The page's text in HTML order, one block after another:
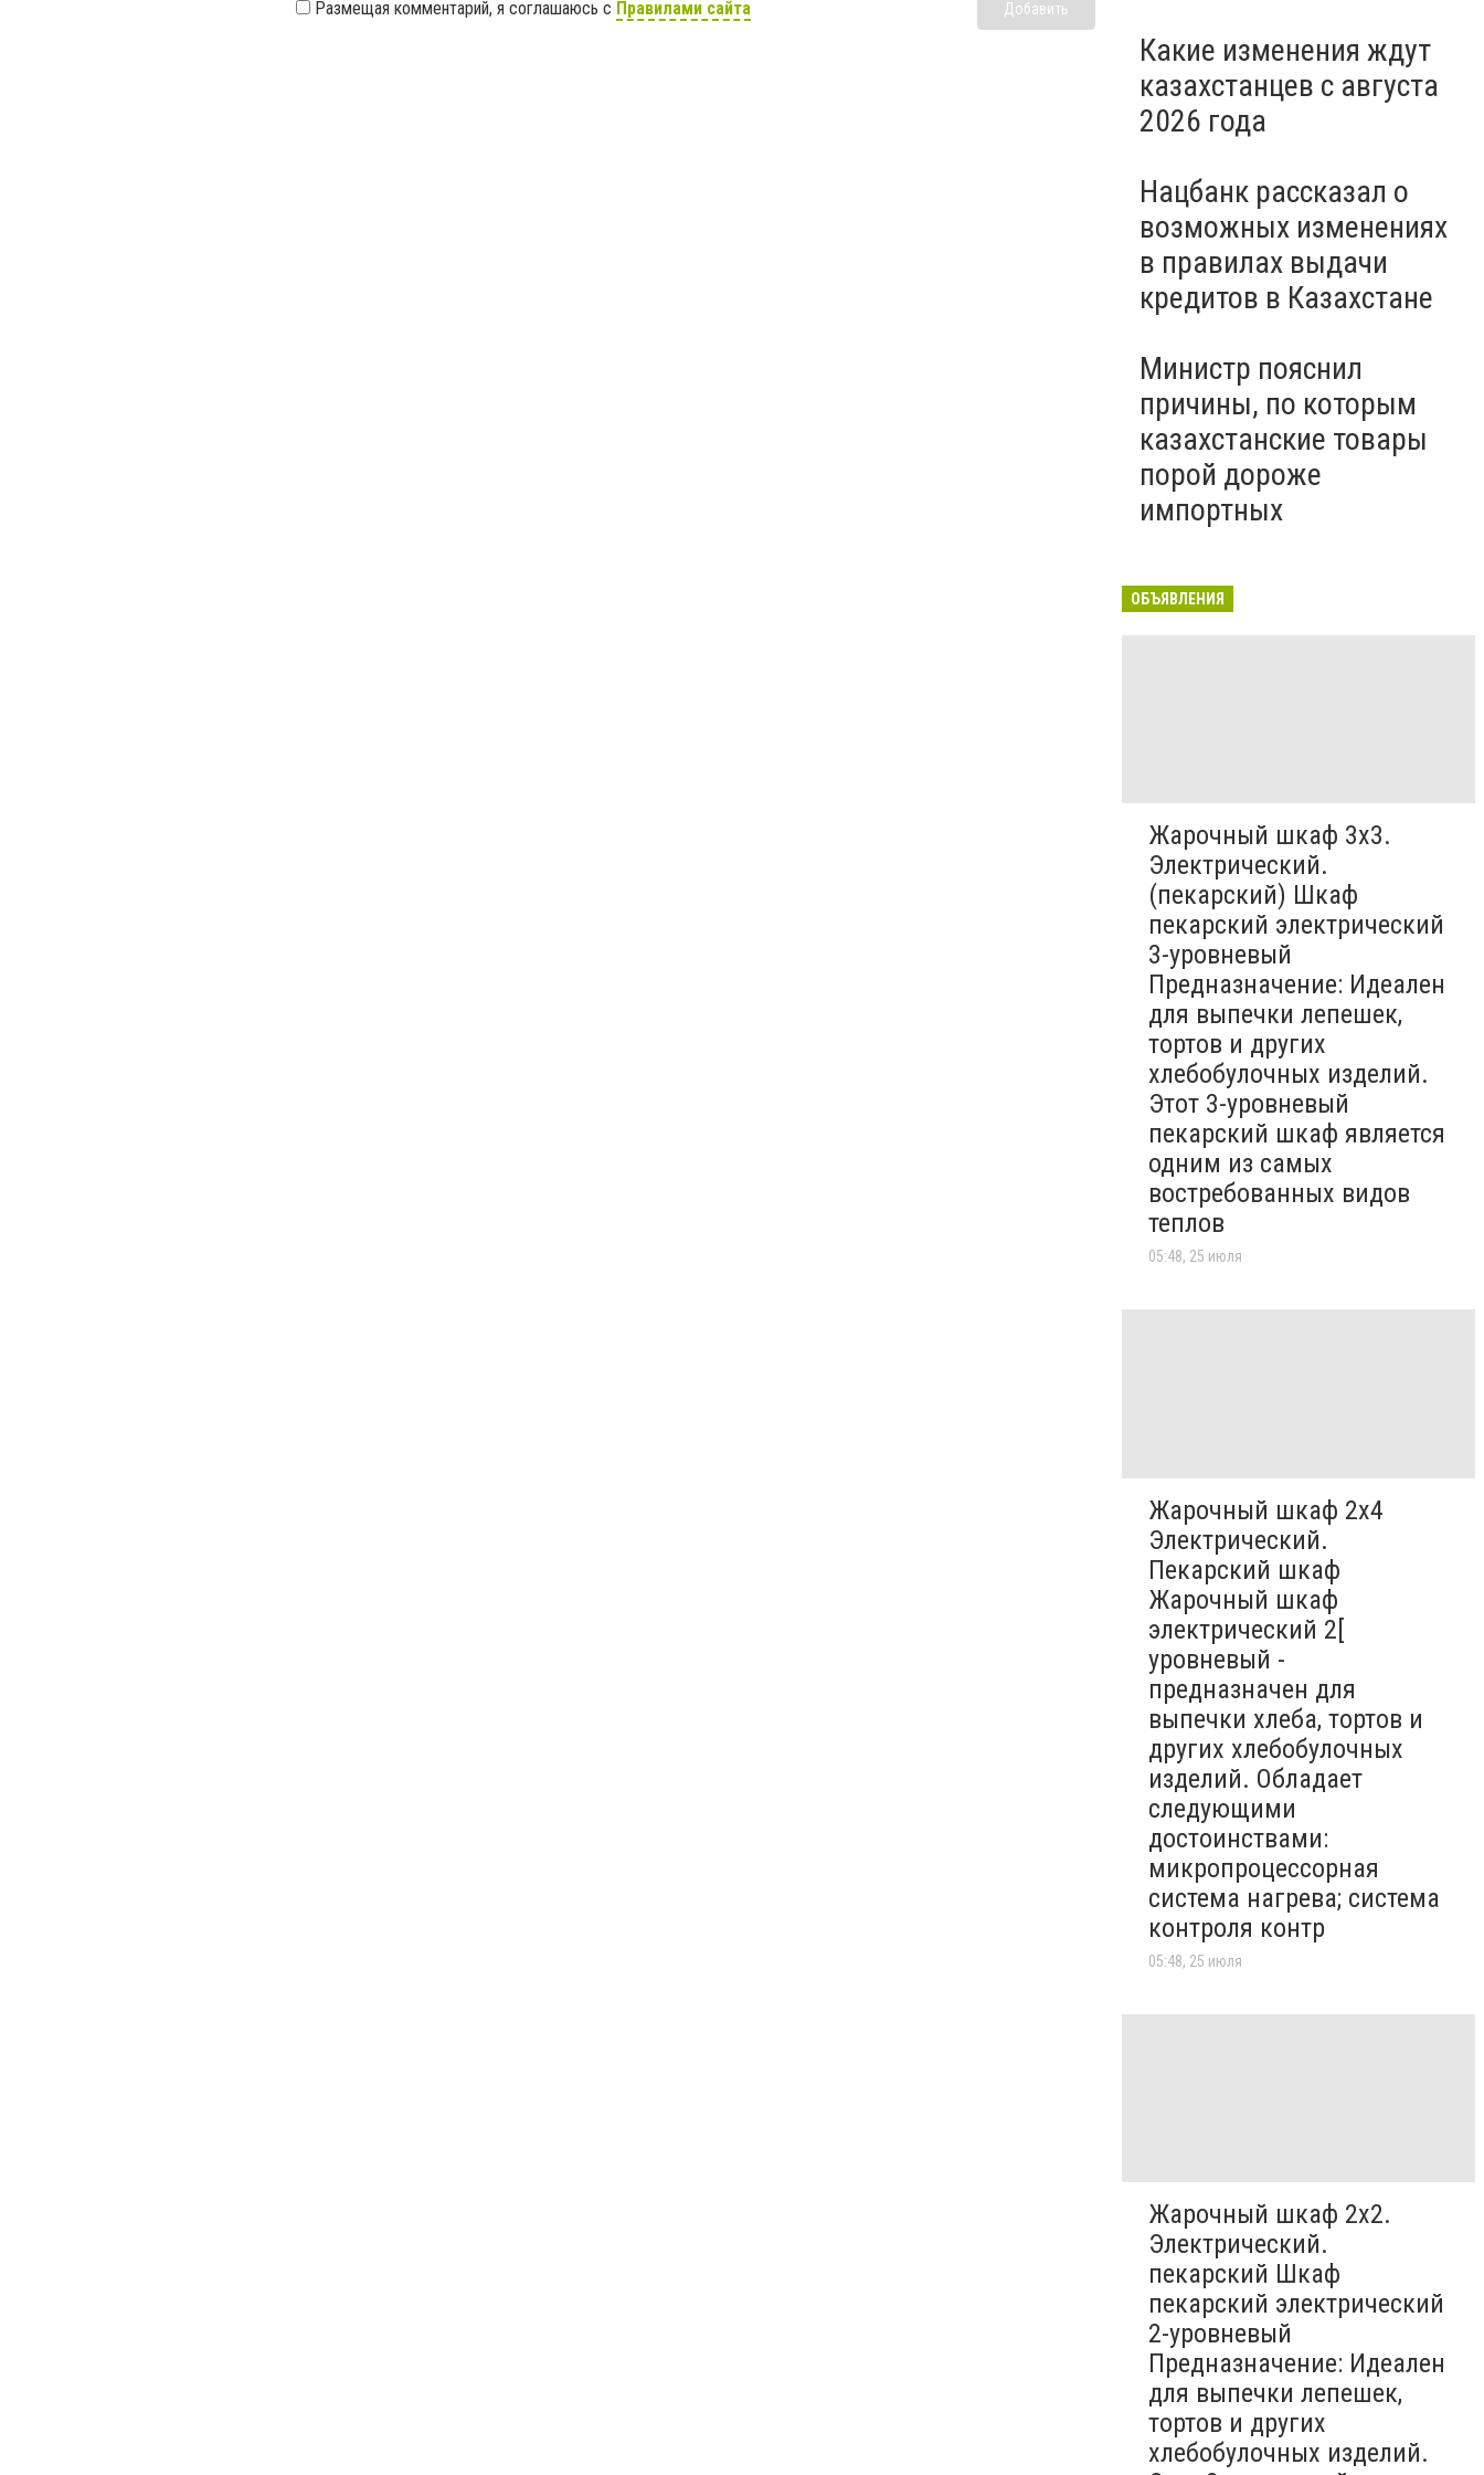
Размещая комментарий, я соглашаюсь с Правилами сайта Добавить
Какие изменения ждут
казахстанцев с августа
2026 года
Нацбанк рассказал о
возможных изменениях
в правилах выдачи
кредитов в Казахстане
Министр пояснил
причины, по которым
казахстанские товары
порой дороже
импортных
ОБЪЯВЛЕНИЯ
Жарочный шкаф 3х3.
Электрический.
(пекарский) Шкаф
пекарский электрический
3-уровневый
Предназначение: Идеален
для выпечки лепешек,
тортов и других
хлебобулочных изделий.
Этот 3-уровневый
пекарский шкаф является
одним из самых
востребованных видов
теплов
05:48, 25 июля
Жарочный шкаф 2х4
Электрический.
Пекарский шкаф
Жарочный шкаф
электрический 2[
уровневый -
предназначен для
выпечки хлеба, тортов и
других хлебобулочных
изделий. Обладает
следующими
достоинствами:
микропроцессорная
система нагрева; система
контроля контр
05:48, 25 июля
Жарочный шкаф 2х2.
Электрический.
пекарский Шкаф
пекарский электрический
2-уровневый
Предназначение: Идеален
для выпечки лепешек,
тортов и других
хлебобулочных изделий.